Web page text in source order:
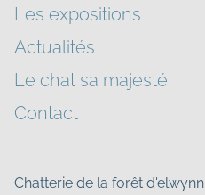
Les expositions
Actualités
Le chat sa majesté
Contact
Chatterie de la forêt d'elwynn